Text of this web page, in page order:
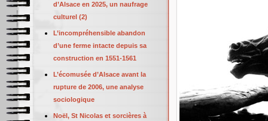
d’Alsace en 2025, un naufrage
culturel (2)
L’incompréhensible abandon
d’une ferme intacte depuis sa
construction en 1551-1561
L’écomusée d’Alsace avant la
rupture de 2006, une analyse
sociologique
Noël, St Nicolas et sorcières à